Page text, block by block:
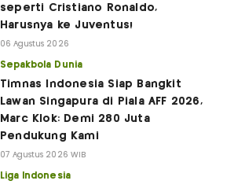
seperti Cristiano Ronaldo,
Harusnya ke Juventus!
06 Agustus 2026
Sepakbola Dunia
Timnas Indonesia Siap Bangkit
Lawan Singapura di Piala AFF 2026,
Marc Klok: Demi 280 Juta
Pendukung Kami
07 Agustus 2026 WIB
Liga Indonesia